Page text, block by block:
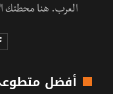
العرب. هنا محطتك
أفضل